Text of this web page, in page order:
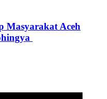
Masyarakat Aceh